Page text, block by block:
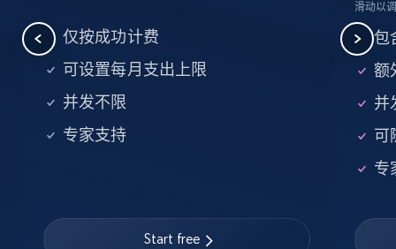
Searching data by keyword
Name, URL, ID, Cb rank, Region, About,
Industries, Operating status, and more.
URL, Job posting id, Job title, Company name,
仅按成功计费
可设置每月支出上限
并发不限
专家支持
Start free
滑动以
包
额
并
可
专